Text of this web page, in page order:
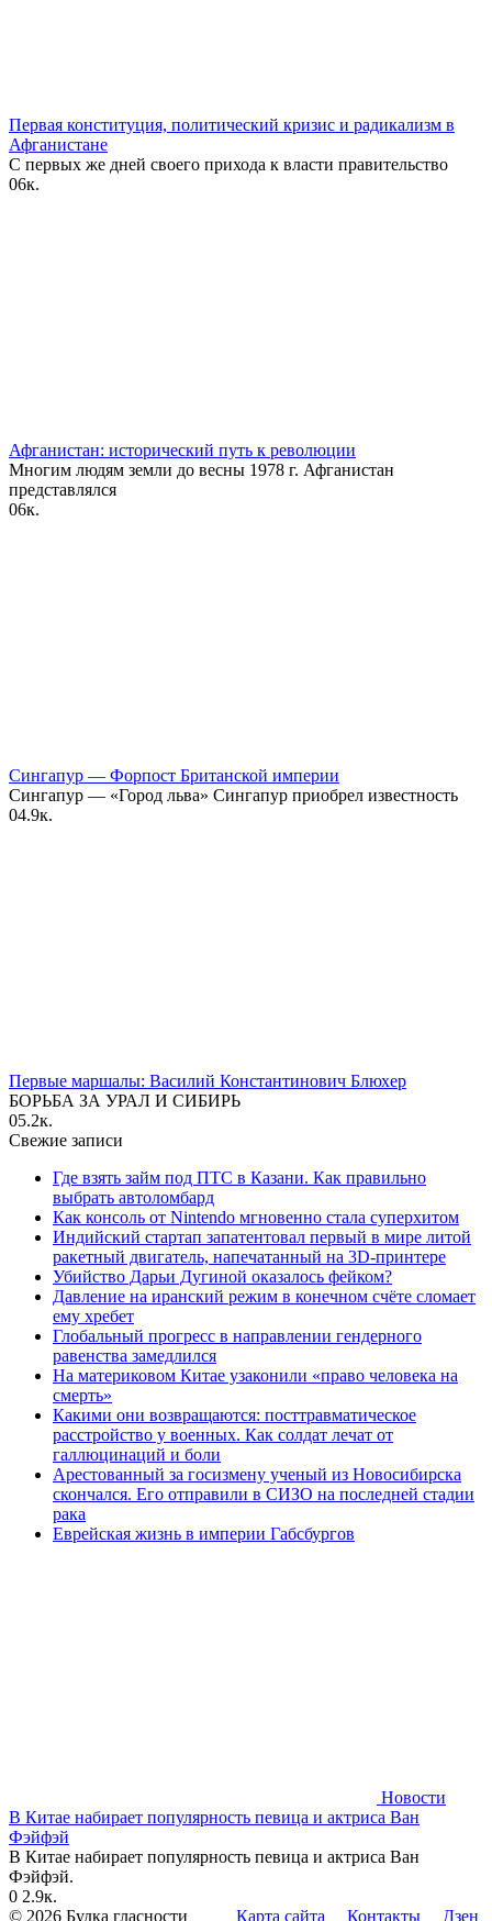
Первая конституция, политический кризис и радикализм в
Афганистане
С первых же дней своего прихода к власти правительство
06к.
Афганистан: исторический путь к революции
Многим людям земли до весны 1978 г. Афганистан
представлялся
06к.
Сингапур — Форпост Британской империи
Сингапур — «Город льва» Сингапур приобрел известность
04.9к.
Первые маршалы: Василий Константинович Блюхер
БОРЬБА ЗА УРАЛ И СИБИРЬ
05.2к.
Свежие записи
Где взять займ под ПТС в Казани. Как правильно
выбрать автоломбард
Как консоль от Nintendo мгновенно стала суперхитом
Индийский стартап запатентовал первый в мире литой
ракетный двигатель, напечатанный на 3D-принтере
Убийство Дарьи Дугиной оказалось фейком?
Давление на иранский режим в конечном счёте сломает
ему хребет
Глобальный прогресс в направлении гендерного
равенства замедлился
На материковом Китае узаконили «право человека на
смерть»
Какими они возвращаются: посттравматическое
расстройство у военных. Как солдат лечат от
галлюцинаций и боли
Арестованный за госизмену ученый из Новосибирска
скончался. Его отправили в СИЗО на последней стадии
рака
Еврейская жизнь в империи Габсбургов
Новости
В Китае набирает популярность певица и актриса Ван
Фэйфэй
В Китае набирает популярность певица и актриса Ван
Фэйфэй.
0 2.9к.
© 2026 Будка гласности Карта сайта Контакты Дзен